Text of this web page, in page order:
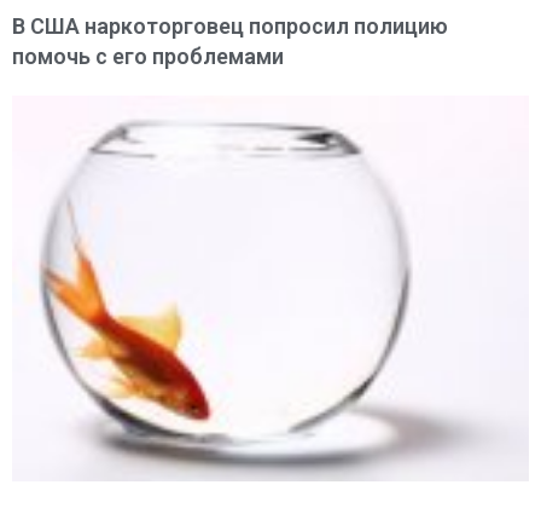
В США наркоторговец попросил полицию
помочь с его проблемами